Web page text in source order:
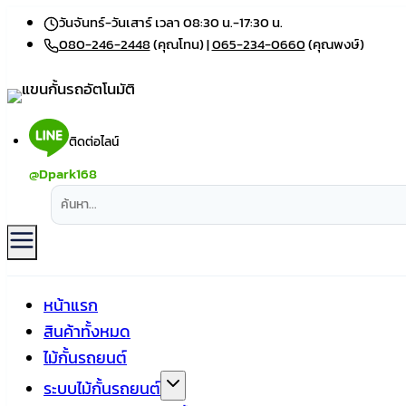
Skip
วันจันทร์-วันเสาร์ เวลา 08:30 น.-17:30 น.
080-246-2448(คุณโทน) |065-234-0660(คุณพงษ์)
ติดต่อไลน์
@Dpark168
หน้าแรก
สินค้าทั้งหมด
ไม้กั้นรถยนต์
ระบบไม้กั้นรถยนต์